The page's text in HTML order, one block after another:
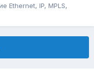
Ethernet, IP, MPLS,